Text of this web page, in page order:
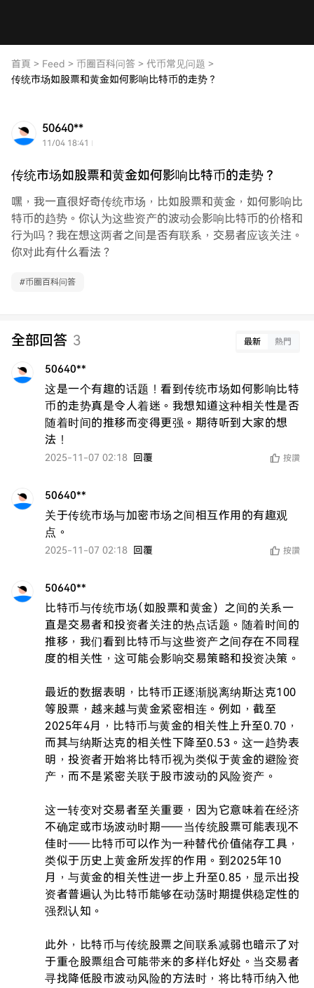
首頁 > Feed > 币圈百科问答 > 代币常见问题 >
传统市场如股票和黄金如何影响比特币的走势？
50640**
11/04 18:41
传统市场如股票和黄金如何影响比特币的走势？
嘿，我一直很好奇传统市场，比如股票和黄金，如何影响比
特币的趋势。你认为这些资产的波动会影响比特币的价格和
行为吗？我在想这两者之间是否有联系，交易者应该关注。
你对此有什么看法？
#币圈百科问答
全部回答 3 最新 熱門
50640**
这是一个有趣的话题！看到传统市场如何影响比特
币的走势真是令人着迷。我想知道这种相关性是否
随着时间的推移而变得更强。期待听到大家的想
法！
2025-11-07 02:18 回覆 按讚
50640**
关于传统市场与加密市场之间相互作用的有趣观
点。
2025-11-07 02:18 回覆 按讚
50640**
比特币与传统市场（如股票和黄金）之间的关系一
直是交易者和投资者关注的热点话题。随着时间的
推移，我们看到比特币与这些资产之间存在不同程
度的相关性，这可能会影响交易策略和投资决策。
最近的数据表明，比特币正逐渐脱离纳斯达克100
等股票，越来越与黄金紧密相连。例如，截至
2025年4月，比特币与黄金的相关性上升至0.70，
而其与纳斯达克的相关性下降至0.53。这一趋势表
明，投资者开始将比特币视为类似于黄金的避险资
产，而不是紧密关联于股市波动的风险资产。
这一转变对交易者至关重要，因为它意味着在经济
不确定或市场波动时期——当传统股票可能表现不
佳时——比特币可以作为一种替代价值储存工具，
类似于历史上黄金所发挥的作用。到2025年10
月，与黄金的相关性进一步上升至0.85，显示出投
资者普遍认为比特币能够在动荡时期提供稳定性的
强烈认知。
此外，比特币与传统股票之间联系减弱也暗示了对
于重仓股票组合可能带来的多样化好处。当交易者
寻找降低股市波动风险的方法时，将比特币纳入他